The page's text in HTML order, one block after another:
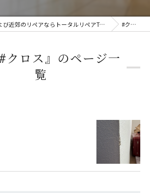
愛知県名古屋および近郊のリペアならトータルリペアTAKEUCHI #クロス
クロス』のページ一
覧